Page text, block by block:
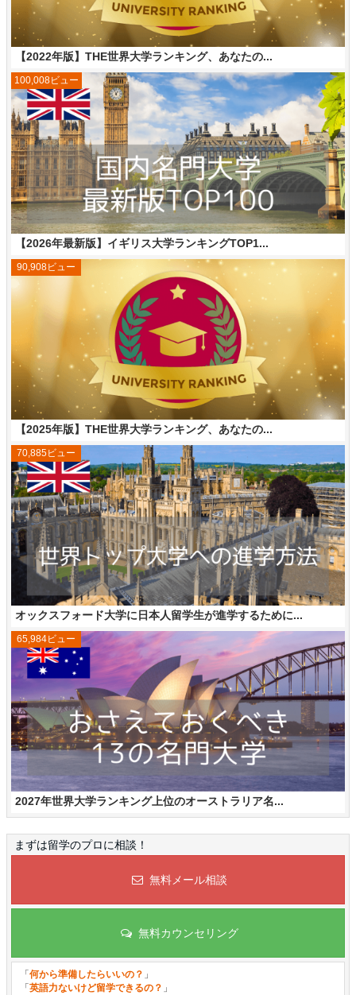
【2022年版】THE世界大学ランキング、あなたの...
【2026年最新版】イギリス大学ランキングTOP1...
100,008ビュー
【2025年版】THE世界大学ランキング、あなたの...
90,908ビュー
オックスフォード大学に日本人留学生が進学するために...
70,885ビュー
2027年世界大学ランキング上位のオーストラリア名...
65,984ビュー
まずは留学のプロに相談！
無料メール相談
無料カウンセリング
「 何から準備したらいいの？ 」
「 英語力ないけど留学できるの？ 」